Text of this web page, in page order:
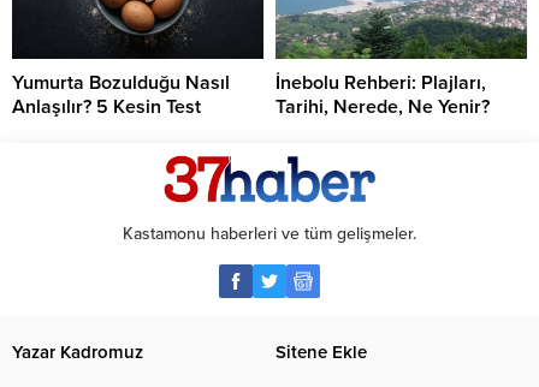
Yumurta Bozulduğu Nasıl
Anlaşılır? 5 Kesin Test
İnebolu Rehberi: Plajları,
Tarihi, Nerede, Ne Yenir?
Kastamonu haberleri ve tüm gelişmeler.
Yazar Kadromuz Sitene Ekle